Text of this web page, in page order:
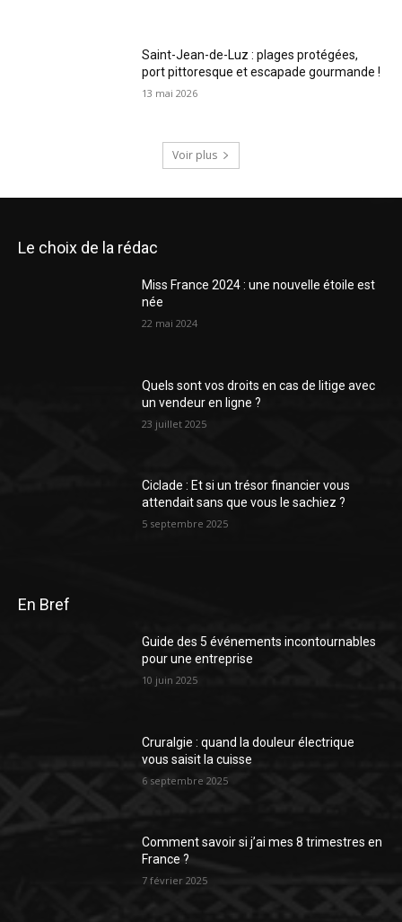
Saint-Jean-de-Luz : plages protégées,
port pittoresque et escapade gourmande !
13 mai 2026
Voir plus
Le choix de la rédac
Miss France 2024 : une nouvelle étoile est
née
22 mai 2024
Quels sont vos droits en cas de litige avec
un vendeur en ligne ?
23 juillet 2025
Ciclade : Et si un trésor financier vous
attendait sans que vous le sachiez ?
5 septembre 2025
En Bref
Guide des 5 événements incontournables
pour une entreprise
10 juin 2025
Cruralgie : quand la douleur électrique
vous saisit la cuisse
6 septembre 2025
Comment savoir si j’ai mes 8 trimestres en
France ?
7 février 2025